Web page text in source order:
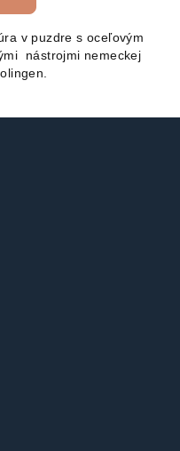
v puzdre s oceľovým
nástrojmi nemeckej